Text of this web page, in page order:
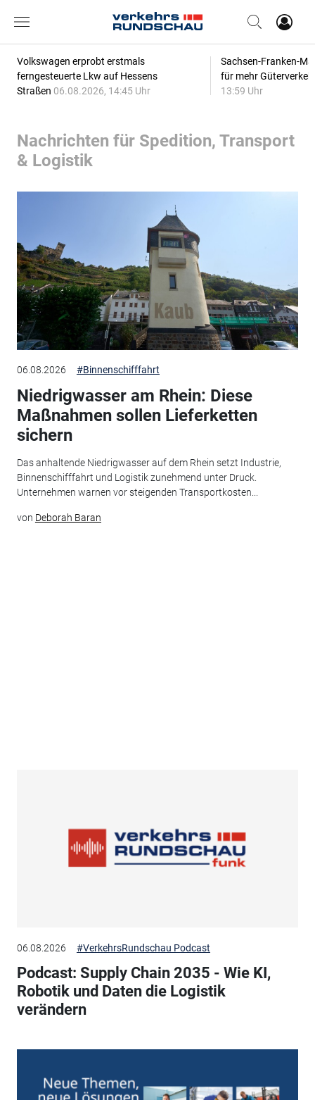
Volkswagen erprobt erstmals
ferngesteuerte Lkw auf Hessens
Straßen 06.08.2026, 14:45 Uhr
Sachsen-Franken-
für mehr
13:59 Uhr
Nachrichten für Spedition, Transport
& Logistik
06.08.2026 #Binnenschifffahrt
Niedrigwasser am Rhein: Diese
Maßnahmen sollen Lieferketten
sichern
Das anhaltende Niedrigwasser auf dem Rhein setzt Industrie,
Binnenschifffahrt und Logistik zunehmend unter Druck.
Unternehmen warnen vor steigenden Transportkosten...
von Deborah Baran
06.08.2026 #VerkehrsRundschau Podcast
Podcast: Supply Chain 2035 - Wie KI,
Robotik und Daten die Logistik
verändern